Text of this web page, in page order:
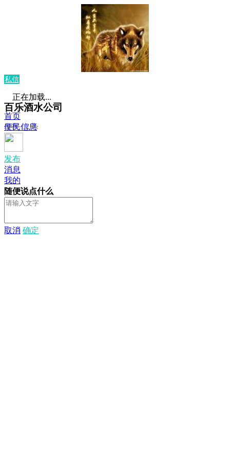
私信
百乐酒水公司
发布：2 条
正在加载...
首页
便民信息
发布
消息
我的
随便说点什么
取消 确定